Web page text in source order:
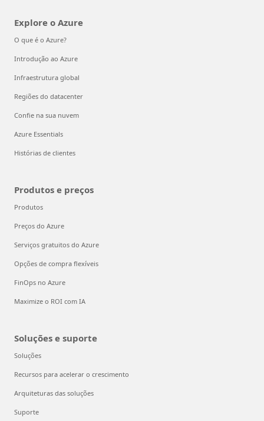
Explore o Azure
O que é o Azure?
Introdução ao Azure
Infraestrutura global
Regiões do datacenter
Confie na sua nuvem
Azure Essentials
Histórias de clientes
Produtos e preços
Produtos
Preços do Azure
Serviços gratuitos do Azure
Opções de compra flexíveis
FinOps no Azure
Maximize o ROI com IA
Soluções e suporte
Soluções
Recursos para acelerar o crescimento
Arquiteturas das soluções
Suporte